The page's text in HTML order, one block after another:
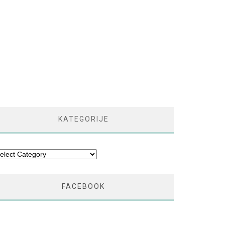
KATEGORIJE
FACEBOOK